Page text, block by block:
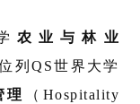
农业与林业
列QS世界大学
理
（Hospitality